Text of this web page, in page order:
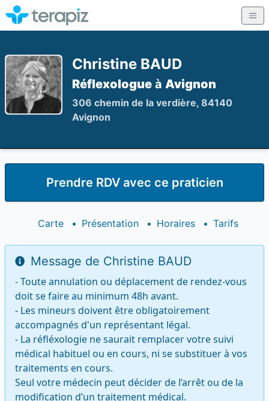
Christine BAUD
Réflexologueà Avignon
306 chemin de la verdière, 84140
Avignon
Prendre RDV avec ce praticien
Carte • Présentation • Horaires • Tarifs
Message de Christine BAUD
- Toute annulation ou déplacement de rendez-vous
doit se faire au minimum 48h avant.
- Les mineurs doivent être obligatoirement
accompagnés d'un représentant légal.
- La réfléxologie ne saurait remplacer votre suivi
médical habituel ou en cours, ni se substituer à vos
traitements en cours.
Seul votre médecin peut décider de l’arrêt ou de la
modification d’un traitement médical.